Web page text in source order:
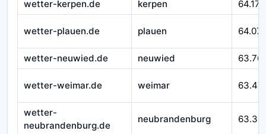
wetter-kerpen.de
kerpen 64.171
wetter-plauen.de plauen
wetter-neuwied.de neuwied
wetter-weimar.de weimar
wetter-
neubrandenburg.de
neubrandenburg 63.311